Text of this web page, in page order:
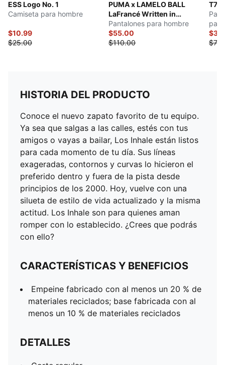
ESS Logo No. 1
Camiseta para hombre
$10.99
$25.00
PUMA x LAMELO BALL
LaFrancé Written in
Chrome
Pantalones para hombre
$55.00
$110.00
T7
HISTORIA DEL PRODUCTO
Conoce el nuevo zapato favorito de tu equipo.
Ya sea que salgas a las calles, estés con tus
amigos o vayas a bailar, Los Inhale están listos
para cada momento de tu día. Sus líneas
exageradas, contornos y curvas lo hicieron el
preferido dentro y fuera de la pista desde
principios de los 2000. Hoy, vuelve con una
silueta de estilo de vida actualizado y la misma
actitud. Los Inhale son para quienes aman
romper con lo establecido. ¿Crees que podrás
con ello?
CARACTERÍSTICAS Y BENEFICIOS
Empeine fabricado con al menos un 20 % de
materiales reciclados; base fabricada con al
menos un 10 % de materiales reciclados
DETALLES